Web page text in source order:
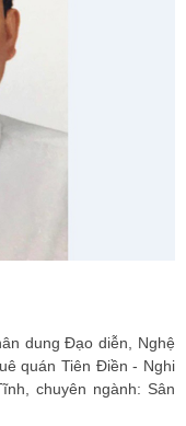
dung Đạo diễn, Nghệ
quán Tiên Điền - Nghi
chuyên ngành: Sân